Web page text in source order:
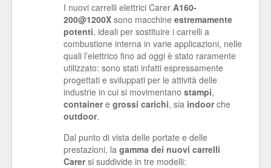
I nuovi carrelli elettrici Carer A160-
200@1200X sono macchine estremamente
potenti, ideali per sostituire i carrelli a
combustione interna in varie applicazioni, nelle
quali l’elettrico fino ad oggi è stato raramente
utilizzato: sono stati infatti espressamente
progettati e sviluppati per le attività delle
industrie in cui si movimentano stampi,
containere grossi carichi, sia indoorche
outdoor.
Dal punto di vista delle portate e delle
prestazioni, la gamma dei nuovi carrelli
Carersi suddivide in tre modelli: